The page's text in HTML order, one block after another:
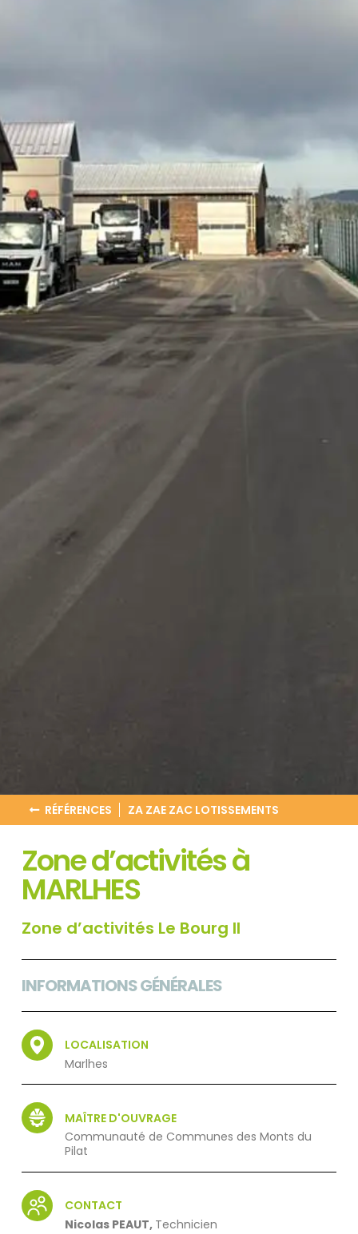
RÉFÉRENCES ZA ZAE ZAC LOTISSEMENTS
Zone d’activités à
MARLHES
Zone d’activités Le Bourg II
INFORMATIONS GÉNÉRALES
LOCALISATION
Marlhes
MAÎTRE D'OUVRAGE
Communauté de Communes des Monts du
Pilat
CONTACT
Nicolas PEAUT, Technicien